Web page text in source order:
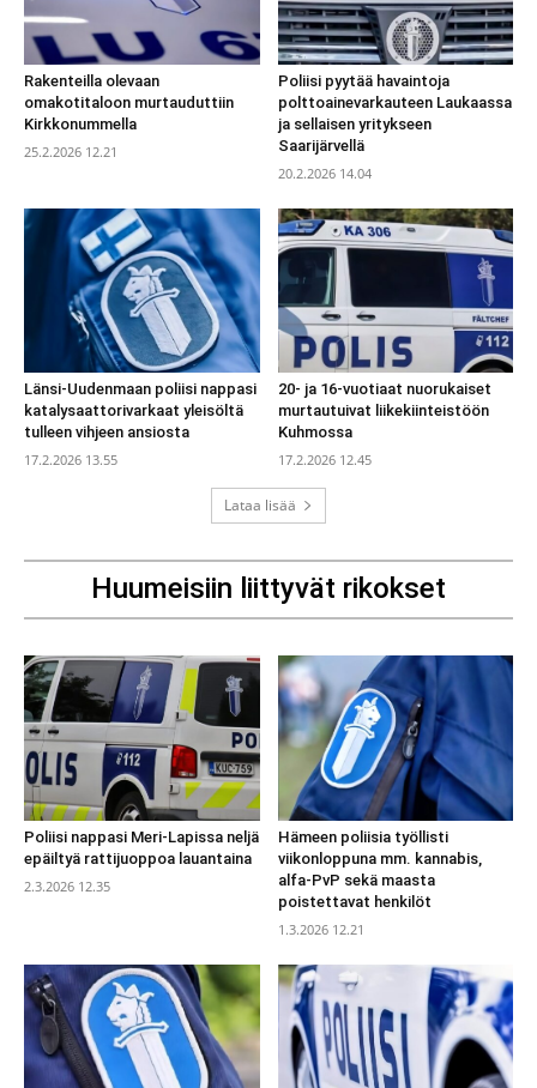
Rakenteilla olevaan
omakotitaloon murtauduttiin
Kirkkonummella
25.2.2026 12.21
Poliisi pyytää havaintoja
polttoainevarkauteen Laukaassa
ja sellaisen yritykseen
Saarijärvellä
20.2.2026 14.04
Länsi-Uudenmaan poliisi nappasi
katalysaattorivarkaat yleisöltä
tulleen vihjeen ansiosta
17.2.2026 13.55
20- ja 16-vuotiaat nuorukaiset
murtautuivat liikekiinteistöön
Kuhmossa
17.2.2026 12.45
Lataa lisää
Huumeisiin liittyvät rikokset
Poliisi nappasi Meri-Lapissa neljä
epäiltyä rattijuoppoa lauantaina
2.3.2026 12.35
Hämeen poliisia työllisti
viikonloppuna mm. kannabis,
alfa-PvP sekä maasta
poistettavat henkilöt
1.3.2026 12.21